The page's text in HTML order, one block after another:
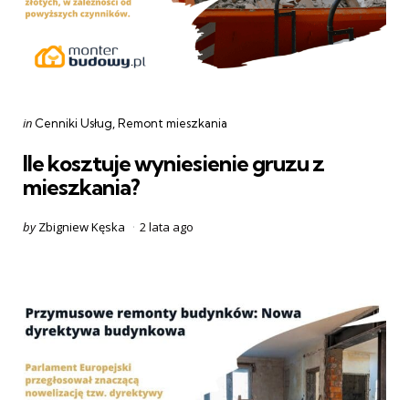
Categories
Posted
in Cenniki Usług Remont mieszkania
Ile kosztuje wyniesienie gruzu z
mieszkania?
Posted
by Zbigniew Kęska 2 lata ago